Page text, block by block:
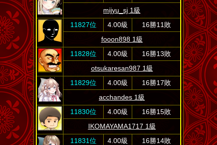
mijyu_sj 1級
11827位
4.00級
16勝11敗
fooon898 1級
11828位
4.00級
16勝13敗
otsukaresan987 1級
11829位
4.00級
16勝17敗
acchandes 1級
11830位
4.00級
16勝15敗
IKOMAYAMA1717 1級
11831位
4.00級
16勝14敗